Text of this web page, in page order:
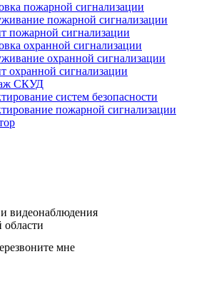
пожарной сигнализации
пожарной сигнализации
пожарной сигнализации
охранной сигнализации
охранной сигнализации
охранной сигнализации
СКУД
систем безопасности
пожарной сигнализации
видеонаблюдения
мне